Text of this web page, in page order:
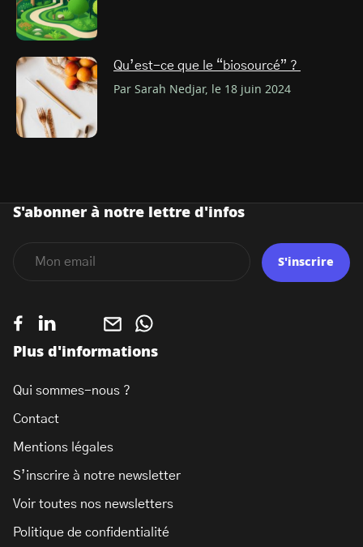
Qu’est-ce que le “biosourcé” ?
Par Sarah Nedjar, le 18 juin 2024
Plus d'informations
Qui sommes-nous ?
Contact
Mentions légales
S’inscrire à notre newsletter
Voir toutes nos newsletters
Politique de confidentialité
S'abonner à notre lettre d'infos
S'inscrire